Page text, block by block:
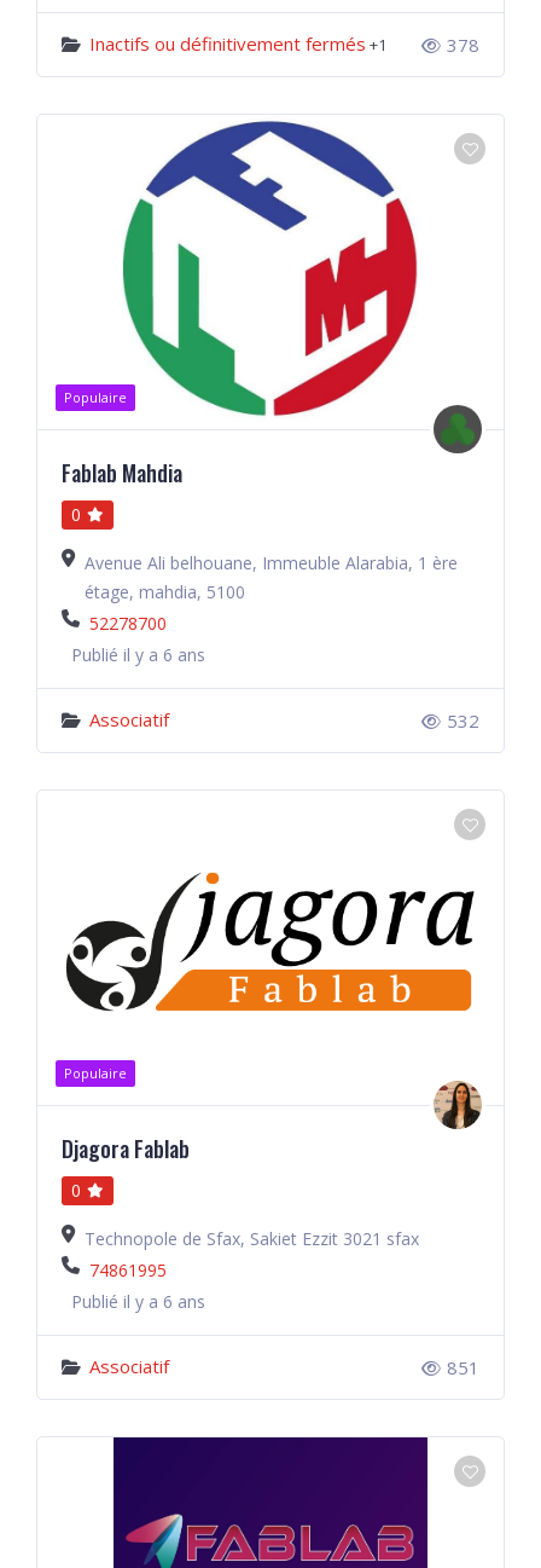
Inactifs ou définitivement fermés +1 378
Populaire
Fablab Mahdia
0
Avenue Ali belhouane, Immeuble Alarabia, 1 ère
étage, mahdia, 5100
52278700
Publié il y a 6 ans
Associatif 532
Populaire
Djagora Fablab
0
Technopole de Sfax, Sakiet Ezzit 3021 sfax
74861995
Publié il y a 6 ans
Associatif 851